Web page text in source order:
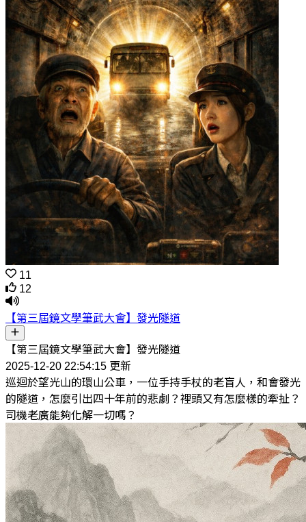
11
12
【第三屆鏡文學筆武大會】發光隧道
【第三屆鏡文學筆武大會】發光隧道
2025-12-20 22:54:15 更新
巡迴於望光山的環山公車，一位手持手杖的老盲人，和會發光
的隧道，怎麼引出四十年前的悲劇？裡頭又有怎麼樣的牽扯？
司機老廣能夠化解一切嗎？